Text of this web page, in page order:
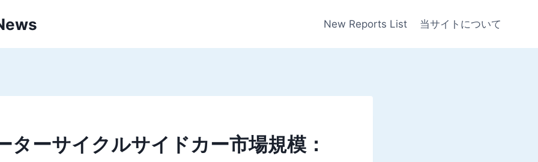
New Reports List 当サイトについて
ターサイクルサイドカー市場規模：